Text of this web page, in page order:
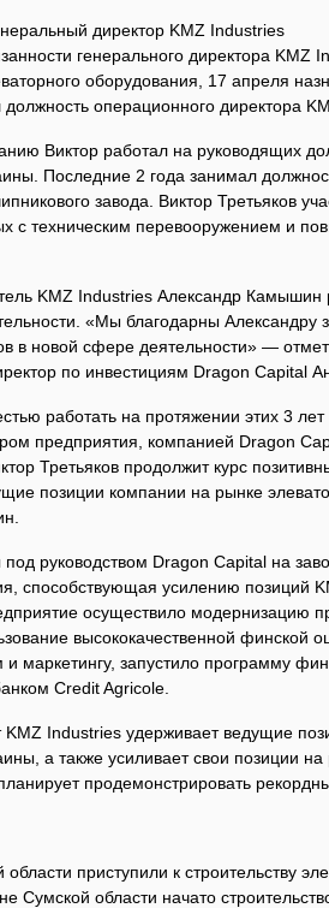
директор KMZ Industries
генерального директора KMZ
оборудования, 17 апреля
должность операционного директора
Виктор работал на руководящих
Последние 2 года занимал
завода. Виктор Третьяков
с техническим перевооружением и
KMZ Industries Александр Камышин
«Мы благодарны Александру
в новой сфере деятельности» —
по инвестициям Dragon Capital
работать на протяжении этих 3
предприятия, компанией Dragon
Третьяков продолжит курс
позиции компании на рынке
руководством Dragon Capital на
способствующая усилению позиций
осуществило модернизацию
высококачественной финской
маркетингу, запустило программу
Credit Agricole.
Industries удерживает ведущие
а также усиливает свои позиции
продемонстрировать
приступили к строительству
Сумской области начато